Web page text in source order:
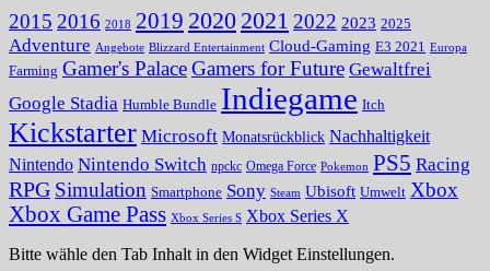
2015 2016 2018 2019 2020 2021 2022 2023 2025
Adventure Angebote Blizzard Entertainment Cloud-Gaming E3 2021 Europa
Farming Gamer's PalaceGamers for Future Gewaltfrei
Google Stadia Humble Bundle Indiegame Itch
Kickstarter Microsoft Monatsrückblick Nachhaltigkeit
Nintendo Nintendo Switch npckc Omega Force Pokemon PS5 Racing
RPG Simulation Smartphone Sony Steam Ubisoft Umwelt Xbox
Xbox Game Pass Xbox Series S Xbox Series X
Bitte wähle den Tab Inhalt in den Widget Einstellungen.